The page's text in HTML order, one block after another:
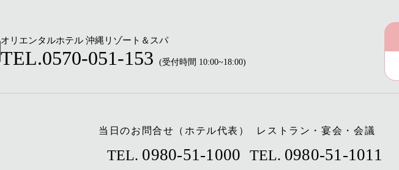
オリエンタルホテル 沖縄リゾート＆スパ
TEL.0570-051-153 (受付時間 10:00~18:00)
当日のお問合せ（ホテル代表）
TEL. 0980-51-1000
レストラン・宴会・会議
TEL. 0980-51-1011